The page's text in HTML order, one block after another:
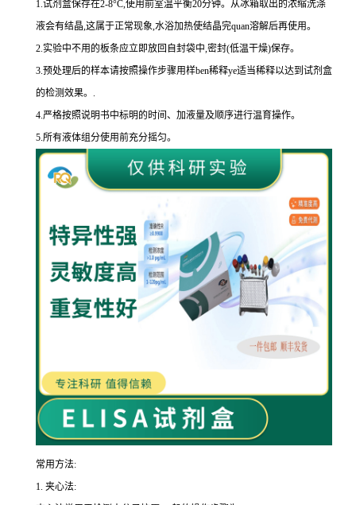
1.试剂盒保存在2-8°C,使用前室温平衡20分钟。从冰箱取出的浓缩洗涤
液会有结晶,这属于正常现象,水浴加热使结晶完quan溶解后再使用。
2.实验中不用的板条应立即放回自封袋中,密封(低温干燥)保存。
3.预处理后的样本请按照操作步骤用样ben稀释ye适当稀释以达到试剂盒
的检测效果。 .
4.严格按照说明书中标明的时间、加液量及顺序进行温育操作。
5.所有液体组分使用前充分摇匀。
常用方法:
1. 夹心法: